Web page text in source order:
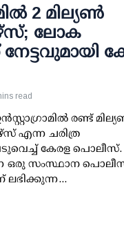
2 മില്യണ്‍
ലോക
read
രണ്ട്
എന്ന ചരിത്ര
കേരള പൊലീസ്.
ഒരു സംസ്ഥാന
ലഭിക്കുന്ന...